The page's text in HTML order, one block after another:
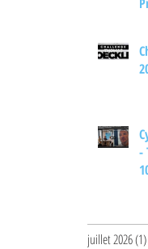
-
juillet 2026(1)